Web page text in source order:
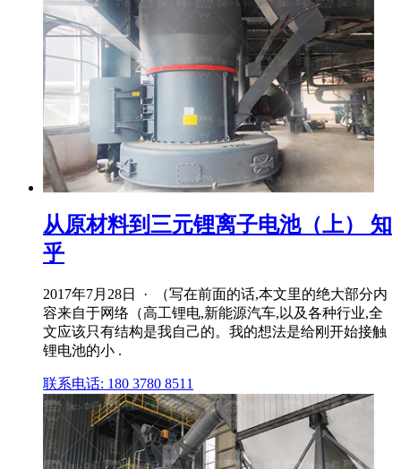
从原材料到三元锂离子电池（上） 知
乎
2017年7月28日 · （写在前面的话,本文里的绝大部分内
容来自于网络（高工锂电,新能源汽车,以及各种行业,全
文应该只有结构是我自己的。我的想法是给刚开始接触
锂电池的小 .
联系电话: 180 3780 8511